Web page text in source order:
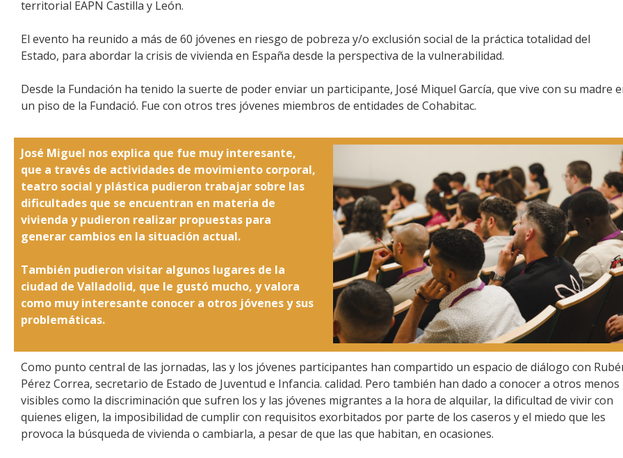
territorial EAPN Castilla y León.
El evento ha reunido a más de 60 jóvenes en riesgo de pobreza y/o exclusión social de la práctica totalidad del
Estado, para abordar la crisis de vivienda en España desde la perspectiva de la vulnerabilidad.
Desde la Fundación ha tenido la suerte de poder enviar un participante, José Miquel García, que vive con su madre
un piso de la Fundació. Fue con otros tres jóvenes miembros de entidades de Cohabitac.
José Miguel nos explica que fue muy interesante,
que a través de actividades de movimiento corporal,
teatro social y plástica pudieron trabajar sobre las
dificultades que se encuentran en materia de
vivienda y pudieron realizar propuestas para
generar cambios en la situación actual.
También pudieron visitar algunos lugares de la
ciudad de Valladolid, que le gustó mucho, y valora
como muy interesante conocer a otros jóvenes y sus
problemáticas.
Como punto central de las jornadas, las y los jóvenes participantes han compartido un espacio de diálogo con
Pérez Correa, secretario de Estado de Juventud e Infancia. calidad. Pero también han dado a conocer a otros menos
visibles como la discriminación que sufren los y las jóvenes migrantes a la hora de alquilar, la dificultad de vivir con
quienes eligen, la imposibilidad de cumplir con requisitos exorbitados por parte de los caseros y el miedo que les
provoca la búsqueda de vivienda o cambiarla, a pesar de que las que habitan, en ocasiones.